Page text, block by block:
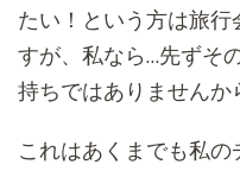
たい！ という方は旅
すが、私なら…先ずそ
持ちではありませんか
これはあくまでも私